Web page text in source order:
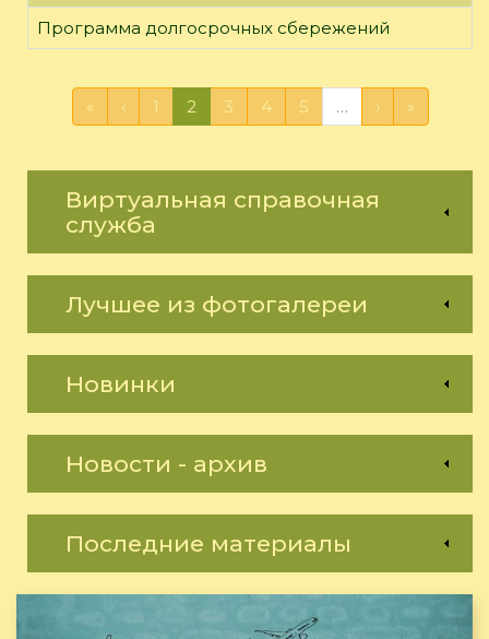
Программа долгосрочных сбережений
« ‹ 1 2 3 4 5 … › »
Виртуальная справочная
служба
Лучшее из фотогалереи
Новинки
Новости - архив
Последние материалы